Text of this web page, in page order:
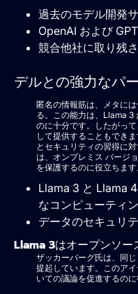
過去のモデル開発
OpenAI および
競合他社に取り残
デルとの強力なパ
匿名の情報筋は、メタに
る。この能力は、Llama 3
のに十分です。したがっ
して提供することもでき
とセキュリティの習得に
は、オンプレミス バージ
を保護するのに役立ちます
Llama 3 と Llama
なコンピューティ
データのセキュリ
Llama 3はオープンソー
ザッカーバーグ氏は、同
提起しています。このア
いての議論を促進するのに